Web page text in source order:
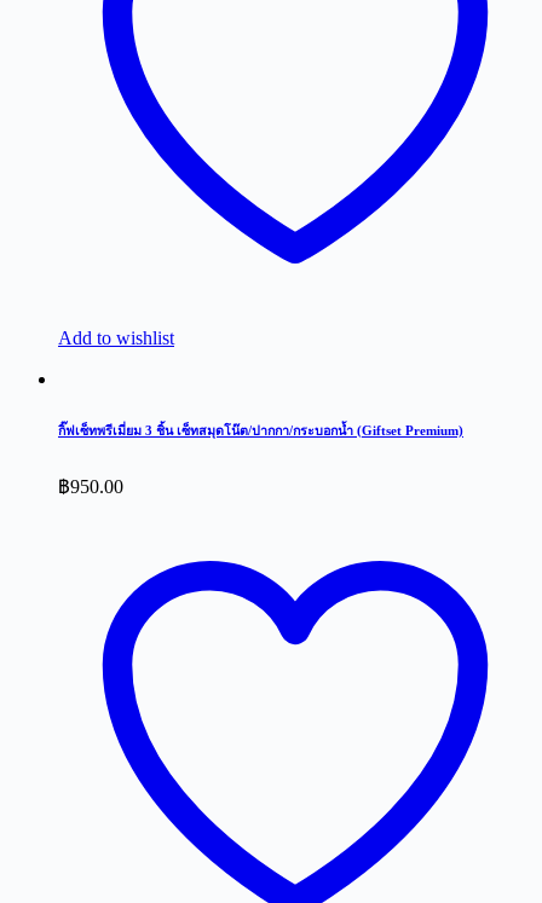
Add to wishlist
กิ๊ฟเซ็ทพรีเมี่ยม 3 ชิ้น เซ็ทสมุดโน๊ต/ปากกา/กระบอกน้ำ (Giftset Premium)
฿950.00